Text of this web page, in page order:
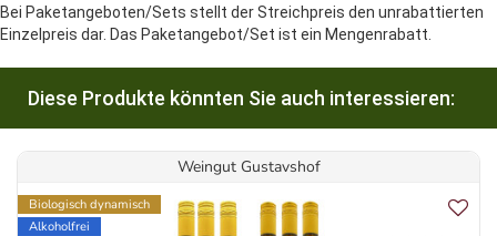
Bei Paketangeboten/Sets stellt der Streichpreis den unrabattierten
Einzelpreis dar. Das Paketangebot/Set ist ein Mengenrabatt.
Diese Produkte könnten Sie auch interessieren:
Weingut Gustavshof
Biologisch dynamisch
Alkoholfrei